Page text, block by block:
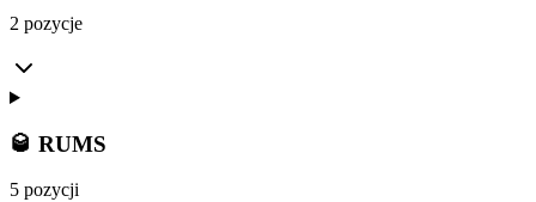
2 pozycje
🥃 RUMS
5 pozycji